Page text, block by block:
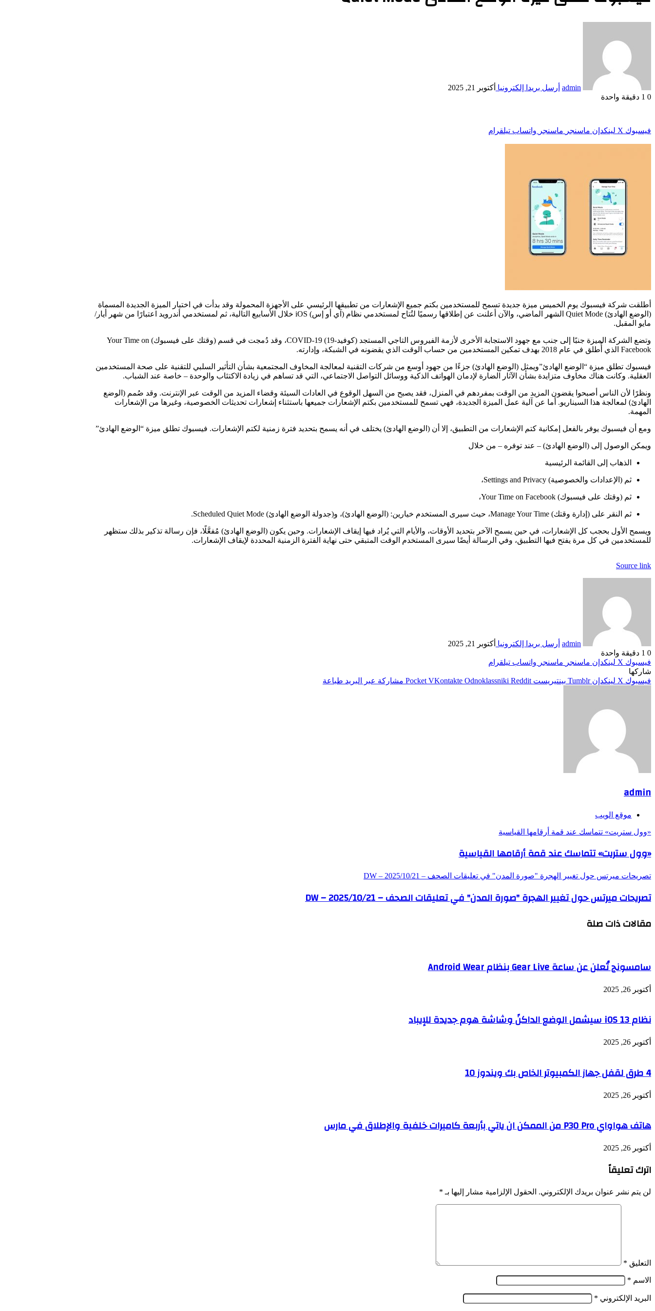
admin أرسل بريدا إلكترونيا أكتوبر 21, 2025
0
دقيقة واحدة
فيسبوك ‫X لينكدإن ماسنجر ماسنجر واتساب تيلقرام
أطلقت شركة فيسبوك يوم الخميس ميزة جديدة تسمح للمستخدمين بكتم جميع الإشعارات من تطبيقها الرئيسي على الأجهزة المحمولة وقد بدأت في اختبار الميزة الجديدة المسماة
(الوضع الهادئ) Quiet Mode الشهر الماضي، والآن أعلنت عن إطلاقها رسميًا لتُتاح لمستخدمي نظام (آي أو إس) iOS خلال الأسابيع التالية، ثم لمستخدمي أندرويد اعتبارًا من شهر أيار/
مايو المقبل.
وتضع الشركة الميزة جنبًا إلى جنب مع جهود الاستجابة الأخرى لأزمة الفيروس التاجي المستجد (كوفيد-19) COVID-19، وقد دُمجت في قسم (وقتك على فيسبوك) Your Time on
Facebook الذي أُطلق في عام 2018 بهدف تمكين المستخدمين من حساب الوقت الذي يقضونه في الشبكة، وإدارته.
فيسبوك تطلق ميزة “الوضع الهادئ”ويمثل (الوضع الهادئ) جزءًا من جهود أوسع من شركات التقنية لمعالجة المخاوف المجتمعية بشأن التأثير السلبي للتقنية على صحة المستخدمين
العقلية. وكانت هناك مخاوف متزايدة بشأن الآثار الضارة لإدمان الهواتف الذكية ووسائل التواصل الاجتماعي، التي قد تساهم في زيادة الاكتئاب والوحدة – خاصة عند الشباب.
ونظرًا لأن الناس أصبحوا يقضون المزيد من الوقت بمفردهم في المنزل، فقد يصبح من السهل الوقوع في العادات السيئة وقضاء المزيد من الوقت عبر الإنترنت. وقد صُمم (الوضع
الهادئ) لمعالجة هذا السيناريو. أما عن آلية عمل الميزة الجديدة، فهي تسمح للمستخدمين بكتم الإشعارات جميعها باستثناء إشعارات تحديثات الخصوصية، وغيرها من الإشعارات
المهمة.
ومع أن فيسبوك يوفر بالفعل إمكانية كتم الإشعارات من التطبيق، إلا أن (الوضع الهادئ) يختلف في أنه يسمح بتحديد فترة زمنية لكتم الإشعارات. فيسبوك تطلق ميزة “الوضع الهادئ”
ويمكن الوصول إلى (الوضع الهادئ) – عند توفره – من خلال
الذهاب إلى القائمة الرئيسية
ثم (الإعدادات والخصوصية) Settings and Privacy،
ثم (وقتك على فيسبوك) Your Time on Facebook،
ثم النقر على (إدارة وقتك) Manage Your Time، حيث سيرى المستخدم خيارين: (الوضع الهادئ)، و(جدولة الوضع الهادئ) Scheduled Quiet Mode.
ويسمح الأول بحجب كل الإشعارات، في حين يسمح الآخر بتحديد الأوقات، والأيام التي يُراد فيها إيقاف الإشعارات. وحين يكون (الوضع الهادئ) مُفعَّلًا، فإن رسالة تذكير بذلك ستظهر
للمستخدمين في كل مرة يفتح فيها التطبيق، وفي الرسالة أيضًا سيرى المستخدم الوقت المتبقي حتى نهاية الفترة الزمنية المحددة لإيقاف الإشعارات.
Source link
admin أرسل بريدا إلكترونيا أكتوبر 21, 2025
0
دقيقة واحدة
فيسبوك ‫X لينكدإن ماسنجر ماسنجر واتساب تيلقرام
شاركها
فيسبوك ‫X لينكدإن بينتيريست Odnoklassniki
‫Pocket مشاركة عبر البريد طباعة
admin
موقع الويب
«وول ستريت» تتماسك عند قمة أرقامها القياسية
«وول ستريت» تتماسك عند قمة أرقامها القياسية
تصريحات ميرتس حول تغيير الهجرة "صورة المدن" في تعليقات الصحف – DW – 2025/10/21
تصريحات ميرتس حول تغيير الهجرة "صورة المدن" في تعليقات الصحف – DW – 2025/10/21
مقالات ذات صلة
سامسونج تُعلن عن ساعة Gear Live بنظام Android Wear
أكتوبر 26, 2025
نظام iOS 13 سيشمل الوضع الداكنً وشاشة هوم جديدة للإيباد
أكتوبر 26, 2025
4 طرق لقفل جهاز الكمبيوتر الخاص بك ويندوز 10
أكتوبر 26, 2025
هاتف هواواي P30 Pro من الممكن ان ياتي بأربعة كاميرات خلفية والإطلاق في مارس
أكتوبر 26, 2025
اترك تعليقاً
لن يتم نشر عنوان بريدك الإلكتروني. الحقول الإلزامية مشار إليها بـ *
التعليق *
الاسم *
البريد الإلكتروني *